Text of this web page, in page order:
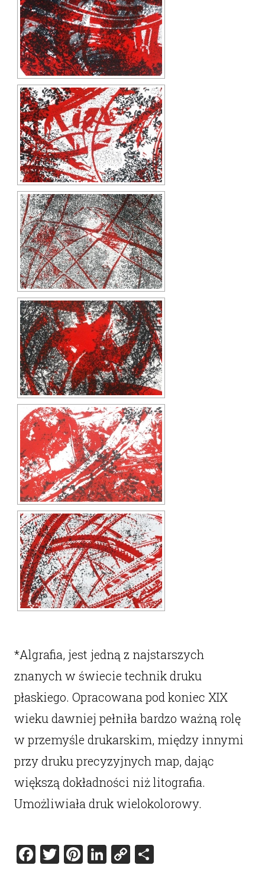
*Algrafia, jest jedną z najstarszych
znanych w świecie technik druku
płaskiego. Opracowana pod koniec XIX
wieku dawniej pełniła bardzo ważną rolę
w przemyśle drukarskim, między innymi
przy druku precyzyjnych map, dając
większą dokładności niż litografia.
Umożliwiała druk wielokolorowy.
Facebook
Twitter
Pinterest
LinkedIn
CopyShare